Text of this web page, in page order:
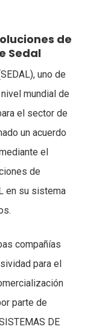
de
Sedal
uno de
mundial de
el sector de
un acuerdo
el
de
en su sistema
compañías
para el
parte de
DE